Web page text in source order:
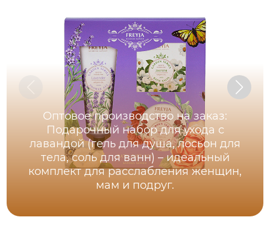
Оптовое производство на заказ:
Подарочный набор для ухода с
лавандой (гель для душа, лосьон для
тела, соль для ванн) – идеальный
комплект для расслабления женщин,
мам и подруг.